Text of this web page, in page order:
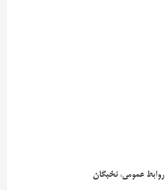
روابط عمومی، نخبگان